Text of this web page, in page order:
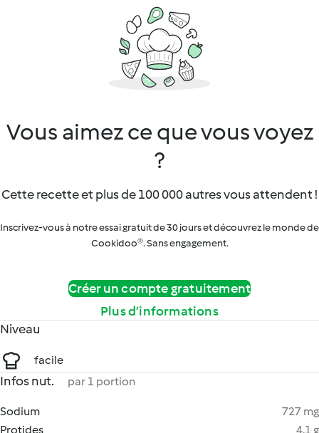
Vous aimez ce que vous voyez
?
Cette recette et plus de 100 000 autres vous attendent !
Inscrivez-vous à notre essai gratuit de 30 jours et découvrez le monde de
Cookidoo®. Sans engagement.
Créer un compte gratuitement
Plus d’informations
Niveau
facile
Infos nut. par 1 portion
Sodium
727 mg
Protides
4.1 g